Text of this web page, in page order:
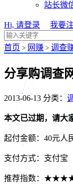
站长微
Hi, 请登录 我要
首页 > 网赚 > 调查
分享购调查
2013-06-13 分类：
本文已过期，请大
起付金额：40元人
支付方式：支付宝
推荐指数：